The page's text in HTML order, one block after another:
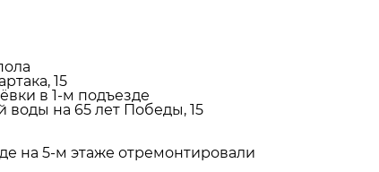
15
в 1-м подъезде
на 65 лет Победы, 15
на 5-м этаже отремонтировали